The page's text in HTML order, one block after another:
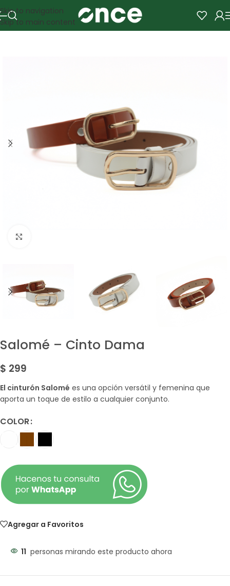
Skip to navigation
Skip to main content
Salomé – Cinto Dama
$ 299
El cinturón Salomé es una opción versátil y femenina que
aporta un toque de estilo a cualquier conjunto.
COLOR
Agregar a Favoritos
11 personas mirando este producto ahora